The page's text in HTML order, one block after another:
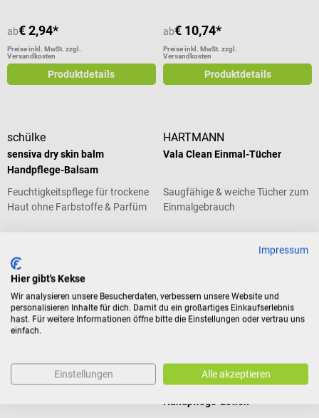
ab€ 2,94*
Preise inkl. MwSt. zzgl.
Versandkosten
Produktdetails
ab€ 10,74*
Preise inkl. MwSt. zzgl.
Versandkosten
Produktdetails
schülke
sensiva dry skin balm
Handpflege-Balsam
Feuchtigkeitspflege für trockene
Haut ohne Farbstoffe & Parfüm
ab€ 5,34*
Preise inkl. MwSt. zzgl.
Produktdetails
HARTMANN
Vala Clean Einmal-Tücher
Saugfähige & weiche Tücher zum
Einmalgebrauch
Produktdetails
Speick
Arztseife
schülke
sensiva protective emulsion
Handpflege-Lotion
Impressum
Hier gibt's Kekse
Wir analysieren unsere Besucherdaten, verbessern unsere Website und
personalisieren Inhalte für dich. Damit du ein großartiges Einkaufserlebnis
hast. Für weitere Informationen öffne bitte die Einstellungen oder vertrau uns
einfach.
Einstellungen Alle akzeptieren